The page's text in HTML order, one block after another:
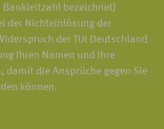
bezeichnet)
der Nichteinlösung der
der TUI Deutschland
Ihren Namen und Ihre
die Ansprüche gegen Sie
können.